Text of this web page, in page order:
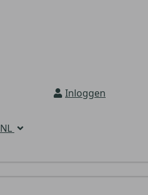
Inloggen
NL